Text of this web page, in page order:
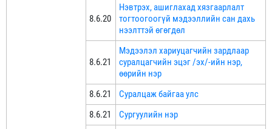
8.6.20
Нэвтрэх, ашиглахад хязгаарлалт
тогтоогоогүй мэдээллийн сан дахь
нээлттэй өгөгдөл
8.6.21
Мэдээлэл хариуцагчийн зардлаар
суралцагчийн эцэг /эх/-ийн нэр,
өөрийн нэр
8.6.21
Суралцаж байгаа улс
8.6.21
Сургуулийн нэр